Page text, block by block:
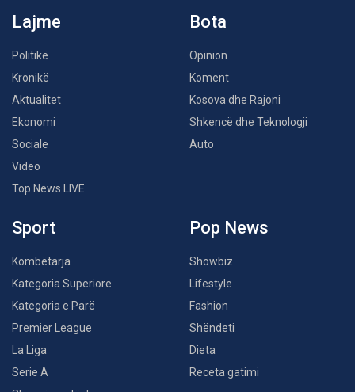
Lajme
Politikë
Kronikë
Aktualitet
Ekonomi
Sociale
Video
Top News LIVE
Bota
Opinion
Koment
Kosova dhe Rajoni
Shkencë dhe Teknologji
Auto
Sport
Kombëtarja
Kategoria Superiore
Kategoria e Parë
Premier League
La Liga
Serie A
Pop News
Showbiz
Lifestyle
Fashion
Shëndeti
Dieta
Receta gatimi